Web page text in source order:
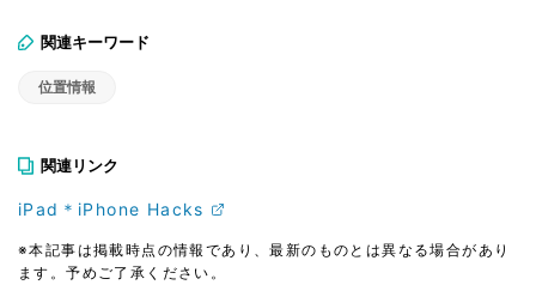
関連キーワード
位置情報
関連リンク
iPad＊iPhone Hacks
※本記事は掲載時点の情報であり、最新のものとは異なる場合があり
ます。予めご了承ください。